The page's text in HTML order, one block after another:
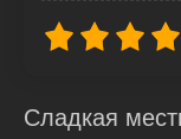
Сладкая